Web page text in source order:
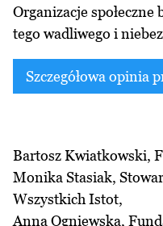
Organizacje społeczne
tego wadliwego i
Szczegółowa opinia
Bartosz Kwiatkowski,
Monika Stasiak,
Wszystkich Istot,
Anna Ogniewska,